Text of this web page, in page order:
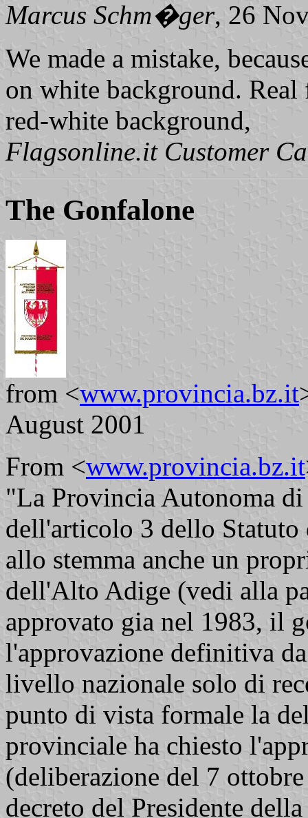
Marcus Schm�ger, 26
We made a mistake,
on white background.
red-white background,
Flagsonline.it Customer
The Gonfalone
from <www.provincia.bz.it
August 2001
From <www.provincia.bz.it
"La Provincia Autonoma
dell'articolo 3 dello Statuto
allo stemma anche un
dell'Alto Adige (vedi alla
approvato gia nel 1983, il
l'approvazione definitiva
livello nazionale solo di
punto di vista formale la
provinciale ha chiesto
(deliberazione del 7
decreto del Presidente